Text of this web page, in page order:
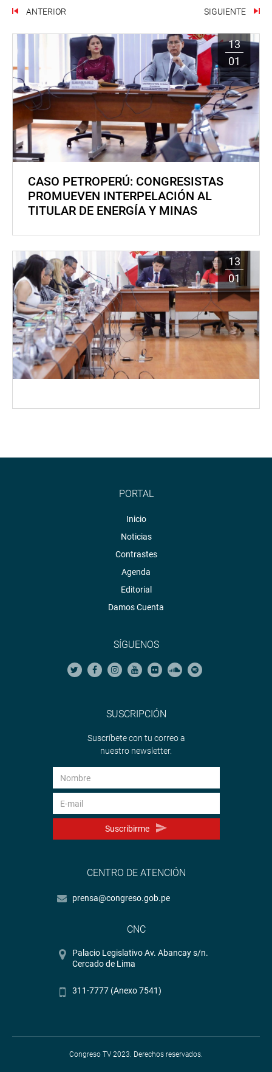
ANTERIOR SIGUIENTE
13
01
CASO PETROPERÚ: CONGRESISTAS
PROMUEVEN INTERPELACIÓN AL
TITULAR DE ENERGÍA Y MINAS
13
01
PORTAL
Inicio
Noticias
Contrastes
Agenda
Editorial
Damos Cuenta
SÍGUENOS
SUSCRIPCIÓN
Suscríbete con tu correo a
nuestro newsletter.
Suscribirme
CENTRO DE ATENCIÓN
prensa@congreso.gob.pe
CNC
Palacio Legislativo Av. Abancay s/n.
Cercado de Lima
311-7777 (Anexo 7541)
Congreso TV 2023. Derechos reservados.